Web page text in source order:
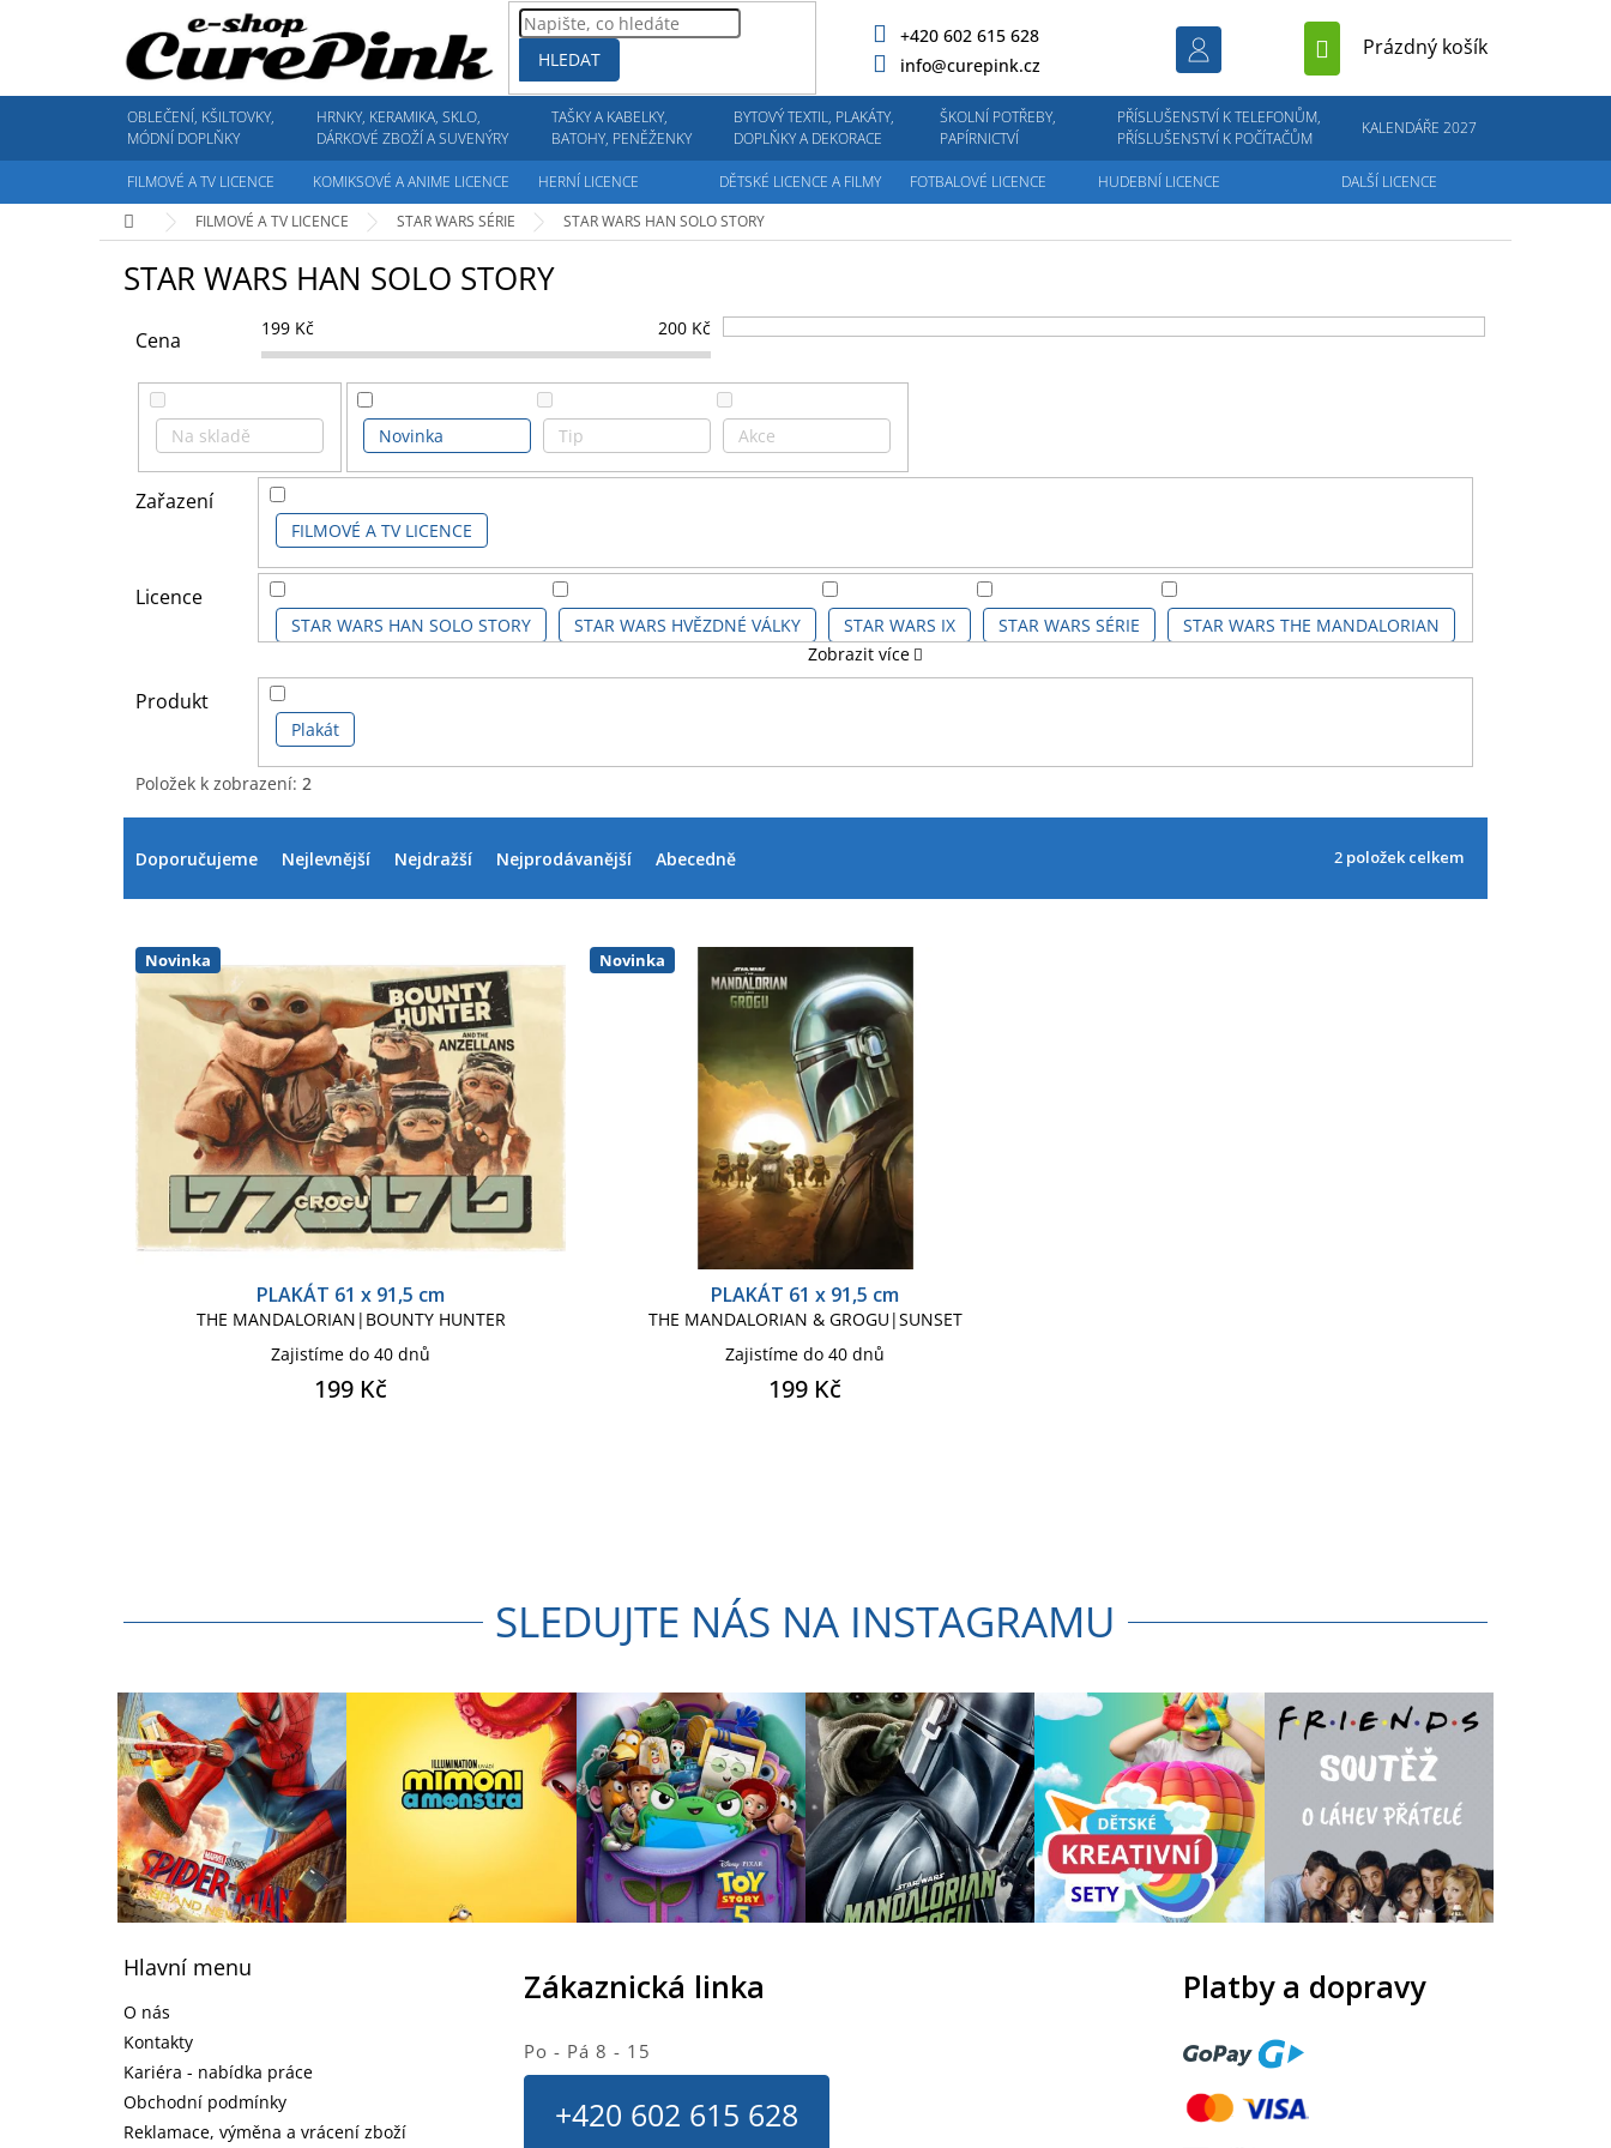
HLEDAT
+420 602 615 628
info@curepink.cz
NÁKUPNÍ
Prázdný košík
OBLEČENÍ, KŠILTOVKY,
MÓDNÍ DOPLŇKY
HRNKY, KERAMIKA, SKLO,
DÁRKOVÉ ZBOŽÍ A SUVENÝRY
TAŠKY A KABELKY,
BATOHY, PENĚŽENKY
BYTOVÝ TEXTIL, PLAKÁTY,
DOPLŇKY A DEKORACE
ŠKOLNÍ POTŘEBY,
PAPÍRNICTVÍ
PŘÍSLUŠENSTVÍ K TELEFONŮM,
PŘÍSLUŠENSTVÍ K POČÍTAČŮM
KALENDÁŘE 2027
FILMOVÉ A TV LICENCE KOMIKSOVÉ A ANIME LICENCE HERNÍ LICENCE DĚTSKÉ LICENCE A FILMY FOTBALOVÉ LICENCE HUDEBNÍ LICENCE
DALŠÍ LICENCE
Domů
FILMOVÉ A TV LICENCE STAR WARS SÉRIE STAR WARS HAN SOLO STORY
STAR WARS HAN SOLO STORY
Cena 199 Kč 200 Kč
Na skladě Novinka Tip Akce
Zařazení
FILMOVÉ A TV LICENCE
Licence
STAR WARS HAN SOLO STORY STAR WARS HVĚZDNÉ VÁLKY STAR WARS IX STAR WARS SÉRIE STAR WARS THE MANDALORIAN
Zobrazit více
Produkt
Plakát
Položek k zobrazení: 2
i
p
e
Doporučujeme Nejlevnější Nejdražší Nejprodávanější Abecedně 2 položek celkem
Novinka
PLAKÁT 61 x 91,5 cm
THE MANDALORIAN|BOUNTY HUNTER
Zajistíme do 40 dnů
199 Kč
Novinka
PLAKÁT 61 x 91,5 cm
THE MANDALORIAN & GROGU|SUNSET
Zajistíme do 40 dnů
199 Kč
c
p
r
v
k
y
v
ý
p
i
SLEDUJTE NÁS NA INSTAGRAMU
Hlavní menu
O nás
Kontakty
Kariéra - nabídka práce
Obchodní podmínky
Reklamace, výměna a vrácení zboží
Zákaznická linka
Po - Pá 8 - 15
+420 602 615 628
Platby a dopravy